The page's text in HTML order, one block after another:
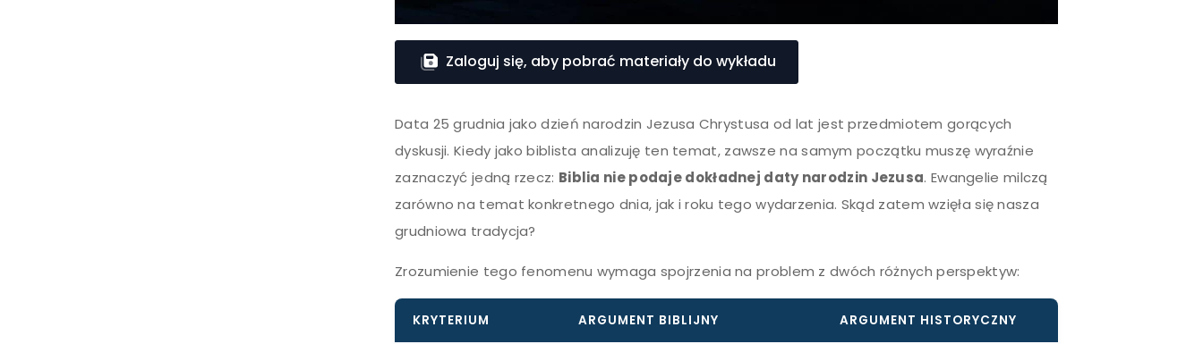
Zaloguj się, aby pobrać materiały do wykładu
Data 25 grudnia jako dzień narodzin Jezusa Chrystusa od lat jest przedmiotem gorących
dyskusji. Kiedy jako biblista analizuję ten temat, zawsze na samym początku muszę wyraźnie
zaznaczyć jedną rzecz: Biblia nie podaje dokładnej daty narodzin Jezusa. Ewangelie milczą
zarówno na temat konkretnego dnia, jak i roku tego wydarzenia. Skąd zatem wzięła się nasza
grudniowa tradycja?
Zrozumienie tego fenomenu wymaga spojrzenia na problem z dwóch różnych perspektyw:
KRYTERIUM ARGUMENT BIBLIJNY ARGUMENT HISTORYCZNY